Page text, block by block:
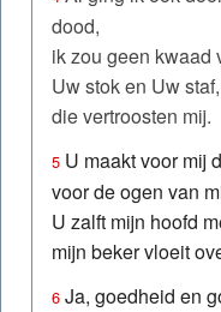
dood,
ik zou geen kwaad
Uw stok en Uw staf,
die vertroosten mij.
5 U maakt voor mij
voor de ogen van
U zalft mijn hoofd
mijn beker vloeit
6 Ja, goedheid en